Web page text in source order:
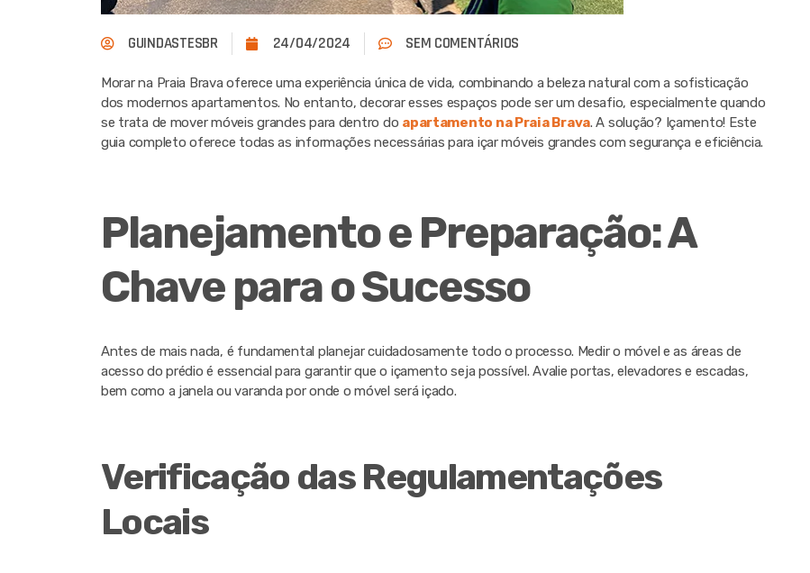
GUINDASTESBR 24/04/2024 SEM COMENTÁRIOS
Morar na Praia Brava oferece uma experiência única de vida, combinando a beleza natural com a sofisticação
dos modernos apartamentos. No entanto, decorar esses espaços pode ser um desafio, especialmente quando
se trata de mover móveis grandes para dentro do apartamento na Praia Brava. A solução? Içamento! Este
guia completo oferece todas as informações necessárias para içar móveis grandes com segurança e eficiência.
Planejamento e Preparação: A
Chave para o Sucesso
Antes de mais nada, é fundamental planejar cuidadosamente todo o processo. Medir o móvel e as áreas de
acesso do prédio é essencial para garantir que o içamento seja possível. Avalie portas, elevadores e escadas,
bem como a janela ou varanda por onde o móvel será içado.
Verificação das Regulamentações
Locais